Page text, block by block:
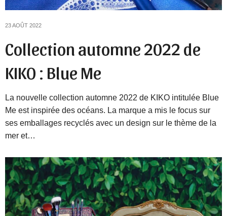
23 AOÛT 2022
Collection automne 2022 de
KIKO : Blue Me
La nouvelle collection automne 2022 de KIKO intitulée Blue
Me est inspirée des océans. La marque a mis le focus sur
ses emballages recyclés avec un design sur le thème de la
mer et…